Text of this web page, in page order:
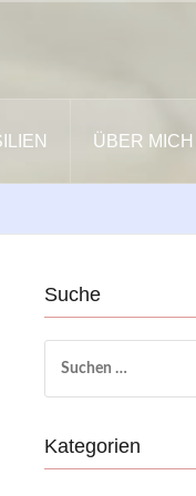
ÜBER MICH
Suche
nach:
Kategorien